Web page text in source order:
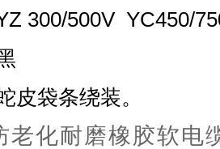
300/500V YC450/
皮袋条绕装。
老化耐磨橡胶软电